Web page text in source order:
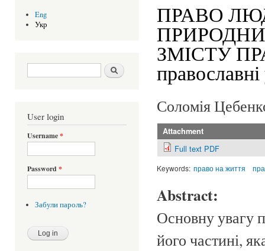
Eng
Укр
Search form Шукати
User login
Username*
Password *
Забули пароль?
ПРАВО
ЗМІСТУ
Соломія
Attachment
Full text PDF
Keywords: право на життя
Abstract:
Основну увагу
його частині,